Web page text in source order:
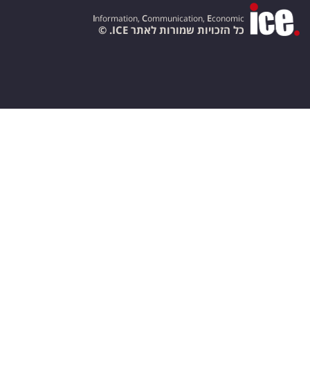
Information, Communication, Economic
כל הזכויות שמורות לאתר ICE. ©